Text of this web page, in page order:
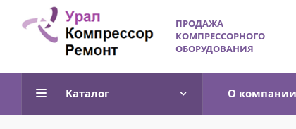
ПРОДАЖА
КОМПРЕССОРНОГО
ОБОРУДОВАНИЯ
Каталог О компании